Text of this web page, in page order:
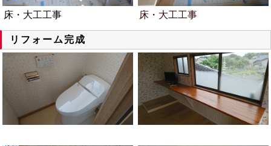
床・大工工事 床・大工工事
リフォーム完成